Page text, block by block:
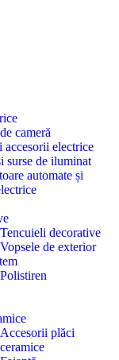
cameră
accesorii electrice
surse de iluminat
automate și
Tencuieli decorative
Vopsele de exterior
Polistiren
Accesorii plăci
ceramice